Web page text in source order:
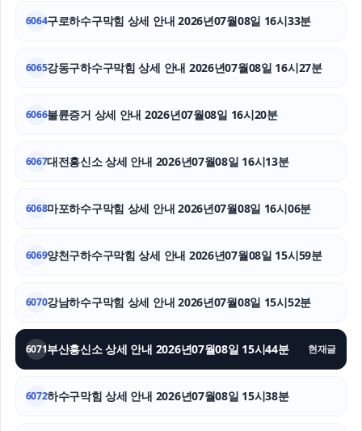
용인마약전문변호사
말기암요양병원
6064구로하수구막힘 상세 안내 2026년07월08일 16시33분
6065강동구하수구막힘 상세 안내 2026년07월08일 16시27분
6066불륜증거 상세 안내 2026년07월08일 16시20분
6067대전흥신소 상세 안내 2026년07월08일 16시13분
6068마포하수구막힘 상세 안내 2026년07월08일 16시06분
6069양천구하수구막힘 상세 안내 2026년07월08일 15시59분
6070강남하수구막힘 상세 안내 2026년07월08일 15시52분
6071부산흥신소 상세 안내 2026년07월08일 15시44분 현재글
6072하수구막힘 상세 안내 2026년07월08일 15시38분